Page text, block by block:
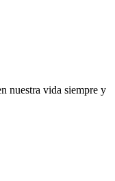
nuestra vida siempre y